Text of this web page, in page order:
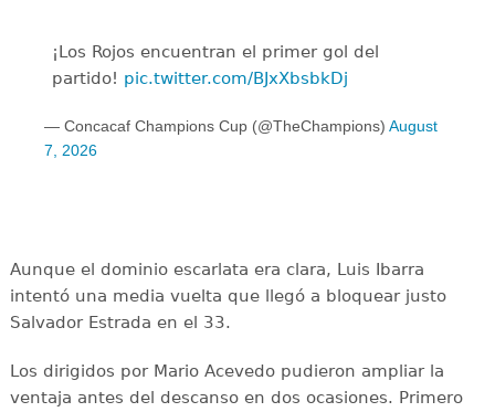
¡Los Rojos encuentran el primer gol del
partido! pic.twitter.com/BJxXbsbkDj
— Concacaf Champions Cup (@TheChampions) August
7, 2026
Aunque el dominio escarlata era clara, Luis Ibarra
intentó una media vuelta que llegó a bloquear justo
Salvador Estrada en el 33.
Los dirigidos por Mario Acevedo pudieron ampliar la
ventaja antes del descanso en dos ocasiones. Primero